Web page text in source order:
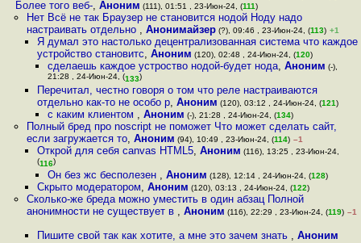
Более того веб-,Аноним (111), 01:51 , 23-Июн-24, (111)
Нет Всё не так Браузер не становится нодой Ноду надо
настраивать отдельно , Анонимайзер(?), 09:46 , 23-Июн-24, (113) +1
Я думал это настолько децентрализованная система что каждое
устройство становитс, Аноним (120), 02:48 , 24-Июн-24, (120)
сделаешь каждое устроство нодой-будет нода,Аноним (-),
21:28 , 24-Июн-24, (133)
Перечитал, честно говоря о том что реле настраиваются
отдельно как-то не особо р, Аноним (120), 03:12 , 24-Июн-24, (121)
с каким клиентом ,Аноним (-), 21:28 , 24-Июн-24, (134)
Полный бред про noscript не поможет Что может сделать сайт,
если загружается то, Аноним (94), 10:49 , 23-Июн-24, (114) –1
Открой для себя canvas HTML5, Аноним (116), 13:25 , 23-Июн-24,
(116)
Он без жс бесполезен ,Аноним (128), 12:14 , 24-Июн-24, (128)
Скрыто модератором, Аноним (120), 03:13 , 24-Июн-24, (122)
Сколько-же бреда можно уместить в один абзац Полной
анонимности не существует в , Аноним (116), 22:29 , 23-Июн-24, (119) –1
Пишите свой так как хотите, а мне это зачем знать , Аноним